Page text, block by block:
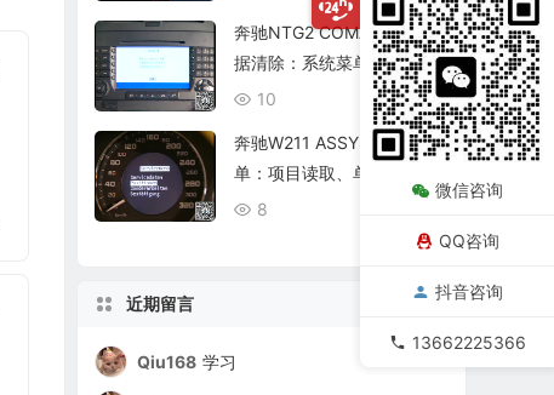
奔驰NTG2 COMAND个人数
据清除：系统菜单、恢复出
厂与结果确认
08/06
10
奔驰W211 ASSYST保养菜
单：项目读取、单项确认与
复位核查
8
近期留言
Qiu168 学习
微信咨询
QQ咨询
抖音咨询
13662225366